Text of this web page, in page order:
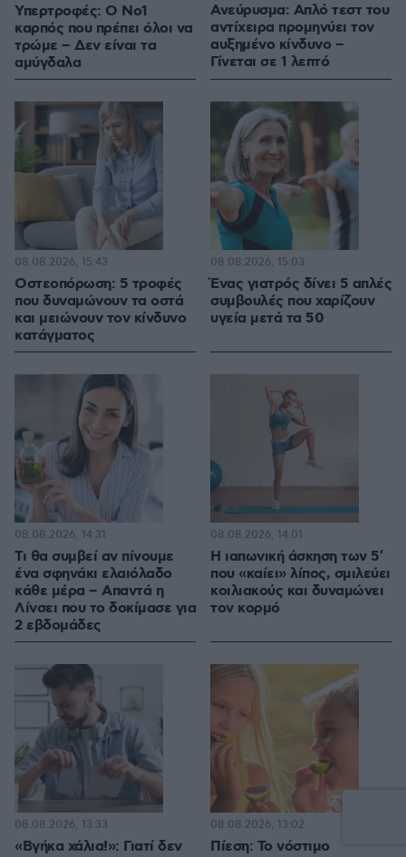
Υπερτροφές: Ο Νο1
καρπός που πρέπει όλοι να
τρώμε – Δεν είναι τα
αμύγδαλα
Ανεύρυσμα: Απλό τεστ του
αντίχειρα προμηνύει τον
αυξημένο κίνδυνο –
Γίνεται σε 1 λεπτό
Οστεοπόρωση: 5 τροφές
που δυναμώνουν τα οστά
και μειώνουν τον κίνδυνο
κατάγματος
08.08.2026, 15:43
Ένας γιατρός δίνει 5 απλές
συμβουλές που χαρίζουν
υγεία μετά τα 50
08.08.2026, 15:03
Τι θα συμβεί αν πίνουμε
ένα σφηνάκι ελαιόλαδο
κάθε μέρα – Απαντά η
Λίνσει που το δοκίμασε για
2 εβδομάδες
08.08.2026, 14:31
Η ιαπωνική άσκηση των 5′
που «καίει» λίπος, σμιλεύει
κοιλιακούς και δυναμώνει
τον κορμό
08.08.2026, 14:01
«Βγήκα χάλια!»: Γιατί δεν
08.08.2026, 13:33
Πίεση: Το νόστιμο
08.08.2026, 13:02